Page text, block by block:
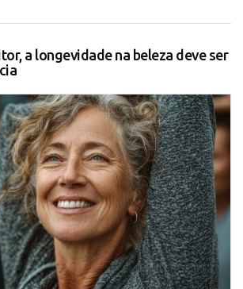
a longevidade na beleza deve ser